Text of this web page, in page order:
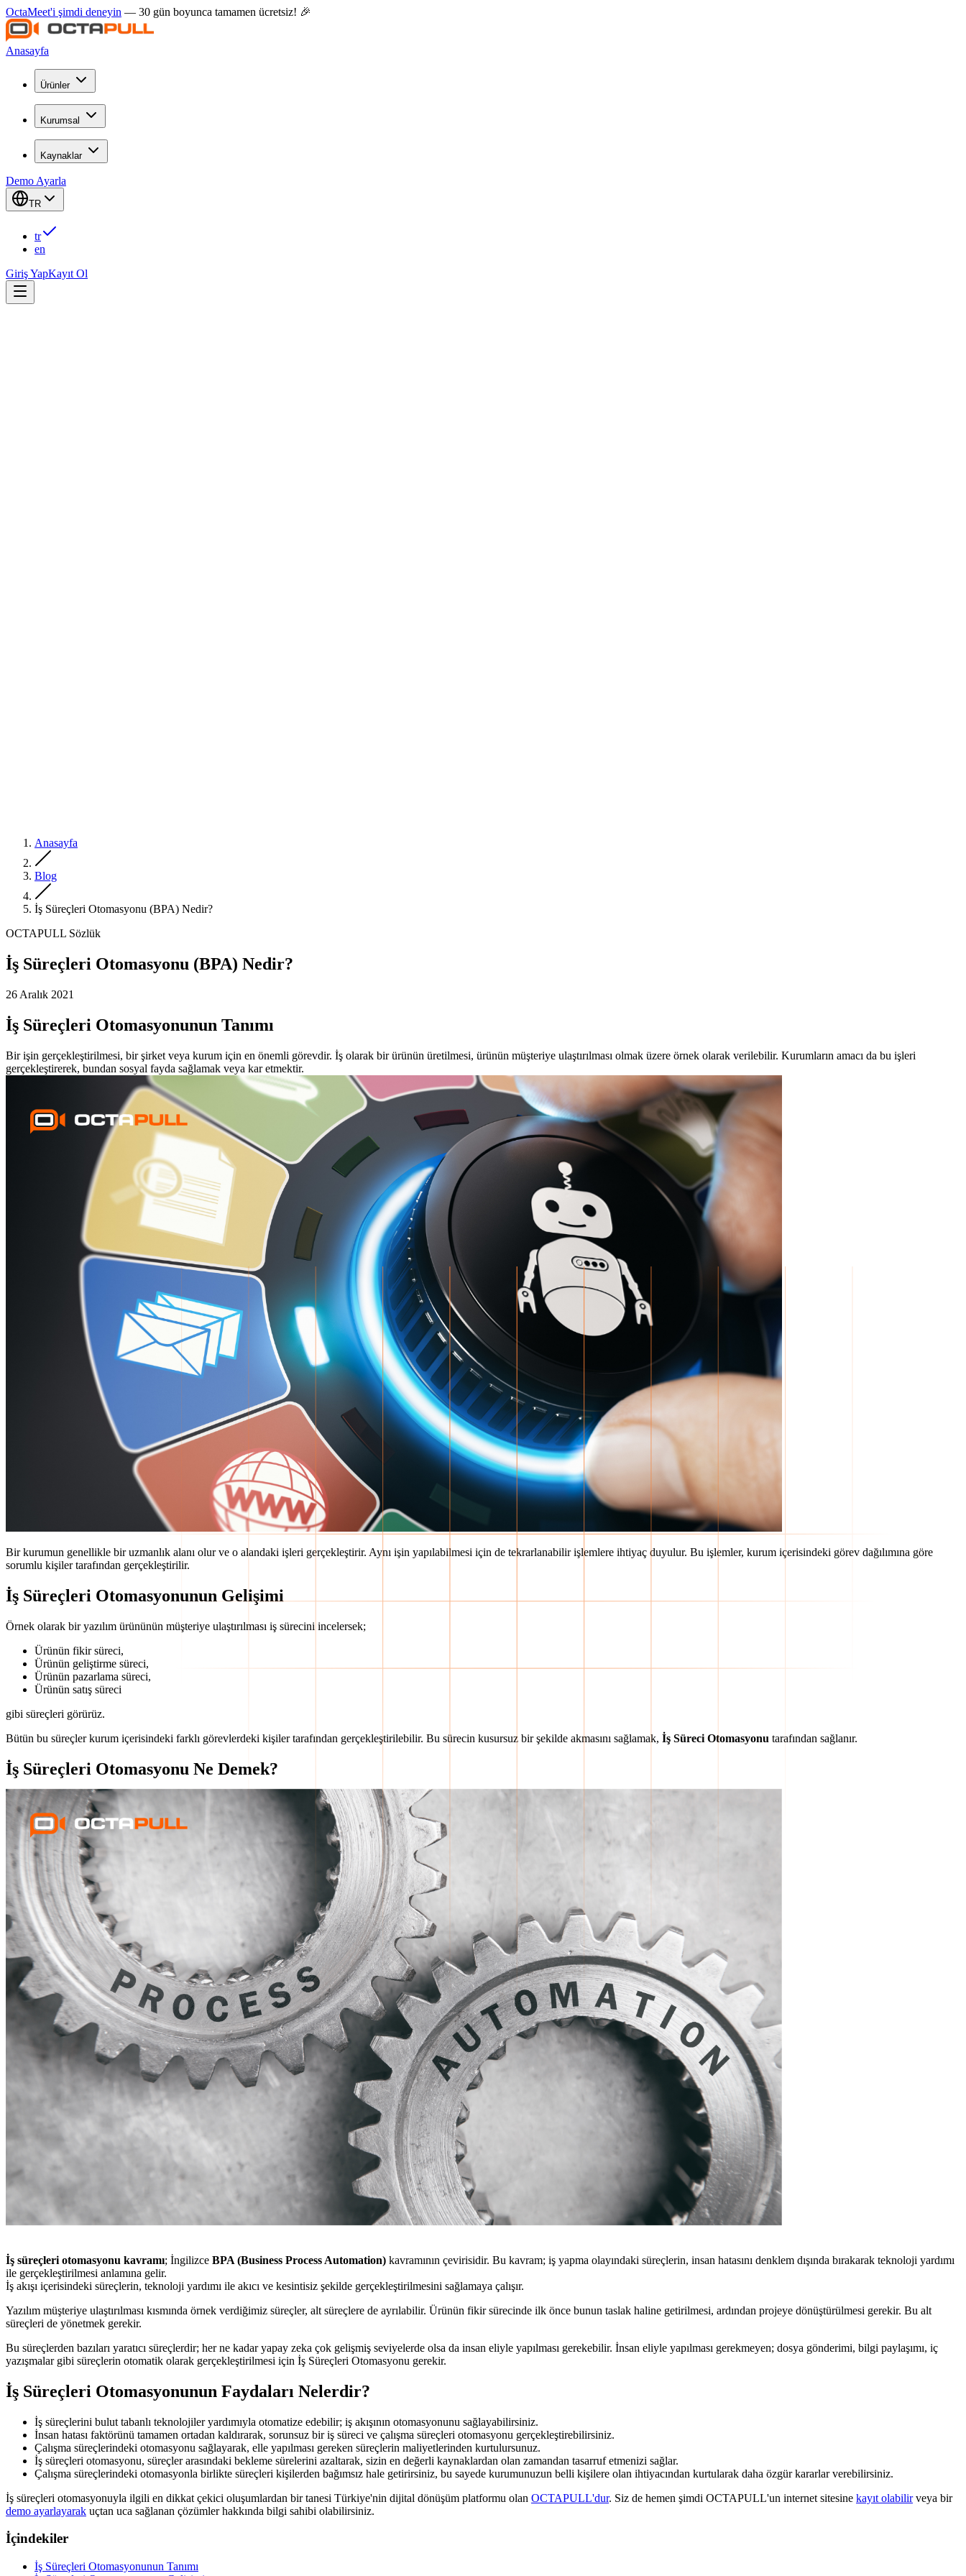
OctaMeet'i şimdi deneyin — 30 gün boyunca tamamen ücretsiz! 🎉
Anasayfa
Ürünler
Kurumsal
Kaynaklar
Demo Ayarla
TR
tr
en
Giriş YapKayıt Ol
Anasayfa
Blog
İş Süreçleri Otomasyonu (BPA) Nedir?
OCTAPULL Sözlük
İş Süreçleri Otomasyonu (BPA) Nedir?
26 Aralık 2021
İş Süreçleri Otomasyonunun Tanımı
Bir işin gerçekleştirilmesi, bir şirket veya kurum için en önemli görevdir. İş olarak bir ürünün üretilmesi, ürünün müşteriye ulaştırılması olmak üzere örnek olarak verilebilir. Kurumların amacı da bu işleri
gerçekleştirerek, bundan sosyal fayda sağlamak veya kar etmektir.
Bir kurumun genellikle bir uzmanlık alanı olur ve o alandaki işleri gerçekleştirir. Aynı işin yapılabilmesi için de tekrarlanabilir işlemlere ihtiyaç duyulur. Bu işlemler, kurum içerisindeki görev dağılımına göre
sorumlu kişiler tarafından gerçekleştirilir.
İş Süreçleri Otomasyonunun Gelişimi
Örnek olarak bir yazılım ürününün müşteriye ulaştırılması iş sürecini incelersek;
Ürünün fikir süreci,
Ürünün geliştirme süreci,
Ürünün pazarlama süreci,
Ürünün satış süreci
gibi süreçleri görürüz.
Bütün bu süreçler kurum içerisindeki farklı görevlerdeki kişiler tarafından gerçekleştirilebilir. Bu sürecin kusursuz bir şekilde akmasını sağlamak, İş Süreci Otomasyonu tarafından sağlanır.
İş Süreçleri Otomasyonu Ne Demek?
İş süreçleri otomasyonu kavramı; İngilizce BPA (Business Process Automation) kavramının çevirisidir. Bu kavram; iş yapma olayındaki süreçlerin, insan hatasını denklem dışında bırakarak teknoloji yardımı
ile gerçekleştirilmesi anlamına gelir.
İş akışı içerisindeki süreçlerin, teknoloji yardımı ile akıcı ve kesintisiz şekilde gerçekleştirilmesini sağlamaya çalışır.
Yazılım müşteriye ulaştırılması kısmında örnek verdiğimiz süreçler, alt süreçlere de ayrılabilir. Ürünün fikir sürecinde ilk önce bunun taslak haline getirilmesi, ardından projeye dönüştürülmesi gerekir. Bu alt
süreçleri de yönetmek gerekir.
Bu süreçlerden bazıları yaratıcı süreçlerdir; her ne kadar yapay zeka çok gelişmiş seviyelerde olsa da insan eliyle yapılması gerekebilir. İnsan eliyle yapılması gerekmeyen; dosya gönderimi, bilgi paylaşımı, iç
yazışmalar gibi süreçlerin otomatik olarak gerçekleştirilmesi için İş Süreçleri Otomasyonu gerekir.
İş Süreçleri Otomasyonunun Faydaları Nelerdir?
İş süreçlerini bulut tabanlı teknolojiler yardımıyla otomatize edebilir; iş akışının otomasyonunu sağlayabilirsiniz.
İnsan hatası faktörünü tamamen ortadan kaldırarak, sorunsuz bir iş süreci ve çalışma süreçleri otomasyonu gerçekleştirebilirsiniz.
Çalışma süreçlerindeki otomasyonu sağlayarak, elle yapılması gereken süreçlerin maliyetlerinden kurtulursunuz.
İş süreçleri otomasyonu, süreçler arasındaki bekleme sürelerini azaltarak, sizin en değerli kaynaklardan olan zamandan tasarruf etmenizi sağlar.
Çalışma süreçlerindeki otomasyonla birlikte süreçleri kişilerden bağımsız hale getirirsiniz, bu sayede kurumunuzun belli kişilere olan ihtiyacından kurtularak daha özgür kararlar verebilirsiniz.
İş süreçleri otomasyonuyla ilgili en dikkat çekici oluşumlardan bir tanesi Türkiye'nin dijital dönüşüm platformu olan OCTAPULL'dur. Siz de hemen şimdi OCTAPULL'un internet sitesine kayıt olabilirveya bir
demo ayarlayarak uçtan uca sağlanan çözümler hakkında bilgi sahibi olabilirsiniz.
İçindekiler
İş Süreçleri Otomasyonunun Tanımı